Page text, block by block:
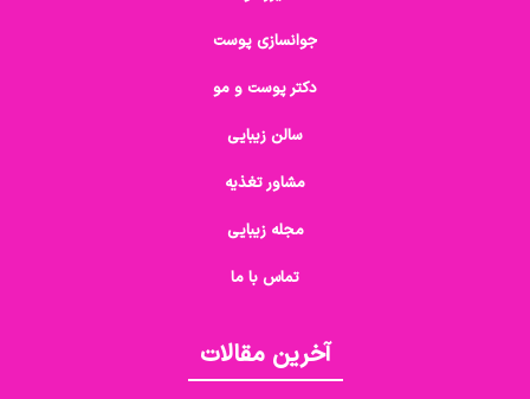
جوانسازی پوست
دکتر پوست و مو
سالن زیبایی
مشاور تغذیه
مجله زیبایی
تماس با ما
آخرین مقالات